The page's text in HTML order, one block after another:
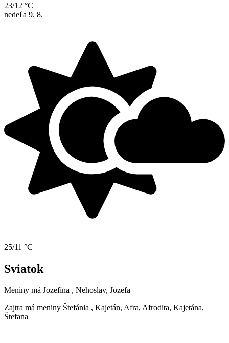
23/12 °C
nedeľa 9. 8.
25/11 °C
Sviatok
Meniny má Jozefína , Nehoslav, Jozefa
Zajtra má meniny Štefánia , Kajetán, Afra, Afrodita, Kajetána,
Štefana